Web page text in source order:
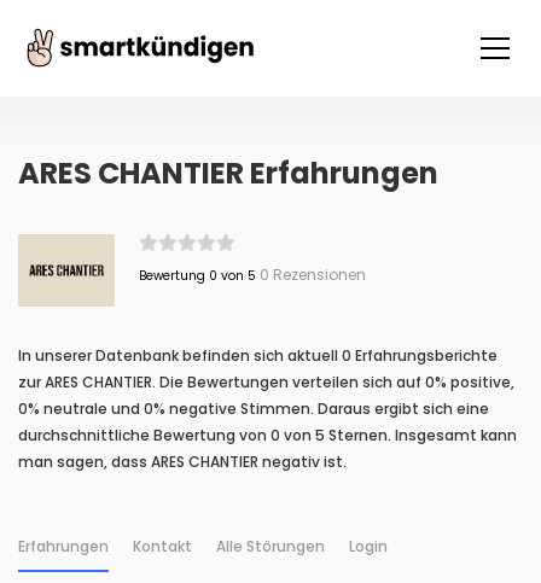
ARES CHANTIER Erfahrungen
Bewertung 0 von 5 0 Rezensionen
In unserer Datenbank befinden sich aktuell 0 Erfahrungsberichte
zur ARES CHANTIER. Die Bewertungen verteilen sich auf 0% positive,
0% neutrale und 0% negative Stimmen. Daraus ergibt sich eine
durchschnittliche Bewertung von 0 von 5 Sternen. Insgesamt kann
man sagen, dass ARES CHANTIER negativ ist.
Erfahrungen Kontakt Alle Störungen Login